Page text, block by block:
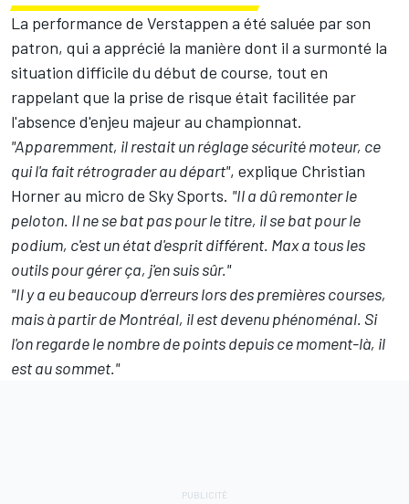
La performance de Verstappen a été saluée par son
patron, qui a apprécié la manière dont il a surmonté la
situation difficile du début de course, tout en
rappelant que la prise de risque était facilitée par
l'absence d'enjeu majeur au championnat.
"Apparemment, il restait un réglage sécurité moteur, ce
qui l'a fait rétrograder au départ", explique Christian
Horner au micro de Sky Sports. "Il a dû remonter le
peloton. Il ne se bat pas pour le titre, il se bat pour le
podium, c'est un état d'esprit différent. Max a tous les
outils pour gérer ça, j'en suis sûr."
"Il y a eu beaucoup d'erreurs lors des premières courses,
mais à partir de Montréal, il est devenu phénoménal. Si
l'on regarde le nombre de points depuis ce moment-là, il
est au sommet."